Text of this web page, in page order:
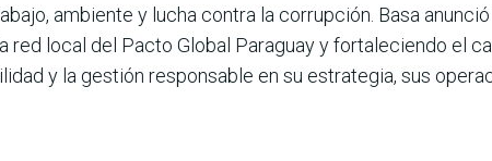
ambiente y lucha contra la corrupción. Basa
red local del Pacto Global Paraguay y fortaleciendo el
y la gestión res­ponsable en su estrategia, sus